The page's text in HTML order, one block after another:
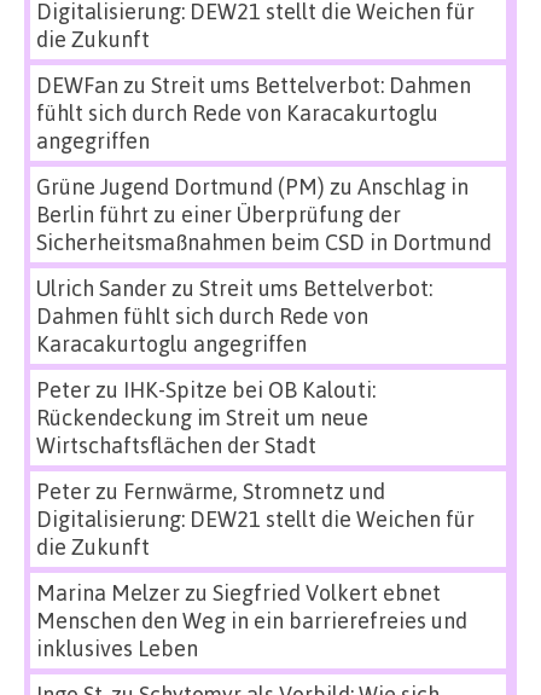
Digitalisierung: DEW21 stellt die Weichen für
die Zukunft
DEWFan zu Streit ums Bettelverbot: Dahmen
fühlt sich durch Rede von Karacakurtoglu
angegriffen
Grüne Jugend Dortmund (PM) zu Anschlag in
Berlin führt zu einer Überprüfung der
Sicherheitsmaßnahmen beim CSD in Dortmund
Ulrich Sanderzu Streit ums Bettelverbot:
Dahmen fühlt sich durch Rede von
Karacakurtoglu angegriffen
Peterzu IHK-Spitze bei OB Kalouti:
Rückendeckung im Streit um neue
Wirtschaftsflächen der Stadt
Peterzu Fernwärme, Stromnetz und
Digitalisierung: DEW21 stellt die Weichen für
die Zukunft
Marina Melzerzu Siegfried Volkert ebnet
Menschen den Weg in ein barrierefreies und
inklusives Leben